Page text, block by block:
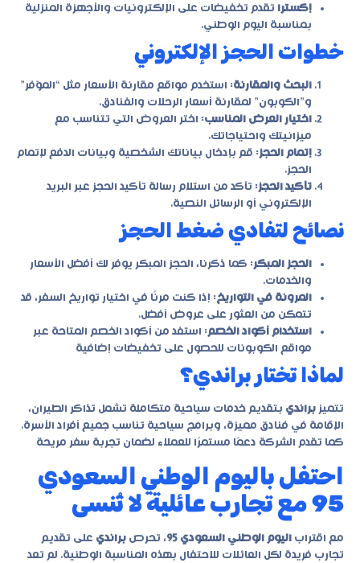
إكسترا تقدم تخفيضات على الإلكترونيات والأجهزة المنزلية
بمناسبة اليوم الوطني.
خطوات الحجز الإلكتروني
البحث والمقارنة: استخدم مواقع مقارنة الأسعار مثل “الموّفر”
و”الكوبون” لمقارنة أسعار الرحلات والفنادق.
اختيار العرض المناسب: اختر العروض التي تتناسب مع
ميزانيتك واحتياجاتك.
إتمام الحجز: قم بإدخال بياناتك الشخصية وبيانات الدفع لإتمام
الحجز.
تأكيد الحجز: تأكد من استلام رسالة تأكيد الحجز عبر البريد
الإلكتروني أو الرسائل النصية.
نصائح لتفادي ضغط الحجز
الحجز المبكر: كما ذكرنا، الحجز المبكر يوفر لك أفضل الأسعار
والخدمات.
المرونة في التواريخ: إذا كنت مرنًا في اختيار تواريخ السفر، قد
تتمكن من العثور على عروض أفضل.
استخدام أكواد الخصم: استفد من أكواد الخصم المتاحة عبر
مواقع الكوبونات للحصول على تخفيضات إضافية
لماذا تختار براندي؟
تتميز براندي بتقديم خدمات سياحية متكاملة تشمل تذاكر الطيران،
الإقامة في فنادق مميزة، وبرامج سياحية تناسب جميع أفراد الأسرة.
كما تقدم الشركة دعمًا مستمرًا للعملاء لضمان تجربة سفر مريحة
احتفل باليوم الوطني السعودي
95 مع تجارب عائلية لا تُنسى
مع اقتراب اليوم الوطني السعودي 95 ، تحرص براندي على تقديم
تجارب فريدة لكل العائلات للاحتفال بهذه المناسبة الوطنية. لم تعد